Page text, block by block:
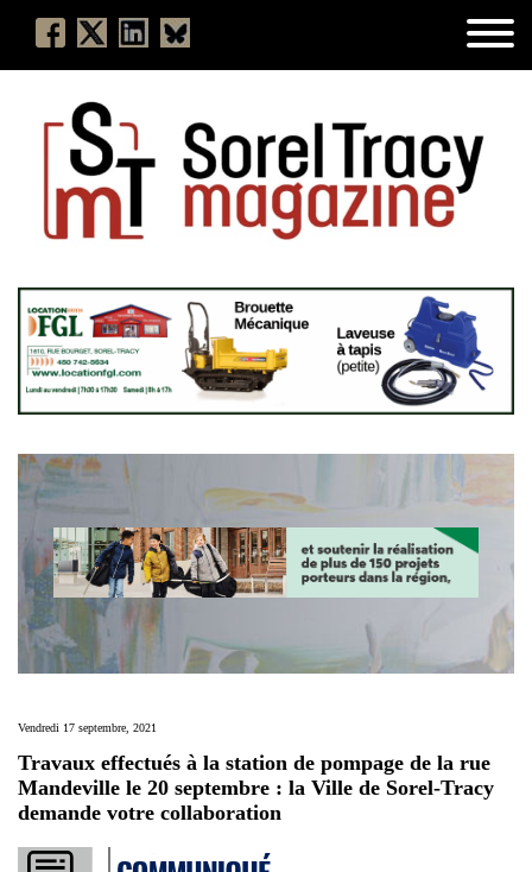
Vendredi 17 septembre, 2021
Travaux effectués à la station de pompage de la rue
Mandeville le 20 septembre : la Ville de Sorel-Tracy
demande votre collaboration